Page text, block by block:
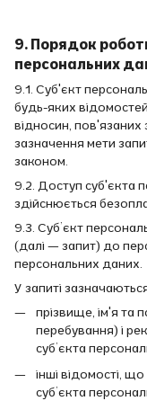
9. Порядок
персональних
9.1. Суб'єкт
будь-яких
відносин,
зазначення мети
законом.
9.2. Доступ суб'єкта
здійснюється
9.3. Суб’єкт
(далі — запит) до
персональних даних.
У запиті
прізвище, ім'я та
перебування) і
суб’єкта
інші відомості,
суб’єкта